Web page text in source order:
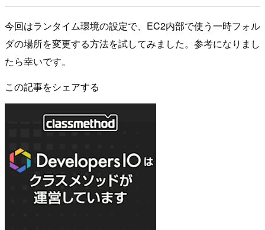
今回はランタイム環境の設定で、EC2内部で使う一時フォル
ダの場所を変更する方法を試してみました。参考になりまし
たら幸いです。
この記事をシェアする